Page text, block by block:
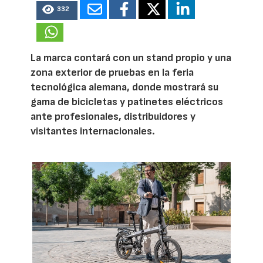
332
La marca contará con un stand propio y una
zona exterior de pruebas en la feria
tecnológica alemana, donde mostrará su
gama de bicicletas y patinetes eléctricos
ante profesionales, distribuidores y
visitantes internacionales.